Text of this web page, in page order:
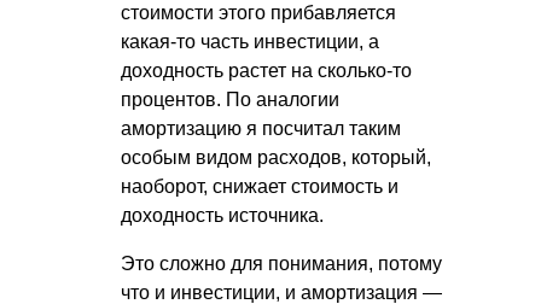
стоимости этого прибавляется
какая-то часть инвестиции, а
доходность растет на сколько-то
процентов. По аналогии
амортизацию я посчитал таким
особым видом расходов, который,
наоборот, снижает стоимость и
доходность источника.
Это сложно для понимания, потому
что и инвестиции, и амортизация —